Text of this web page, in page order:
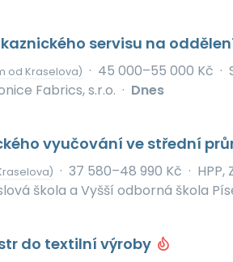
servisu na
od Kraselova) · 45 000–55 000 Kč ·
Fabrics, s.r.o. · Dnes
vyučování ve střední
· 37 580–48 990 Kč ·
škola a Vyšší odborná škola
do textilní výroby